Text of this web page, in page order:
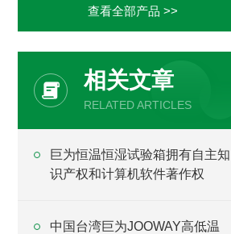
查看全部产品 >>
相关文章
RELATED ARTICLES
巨为恒温恒湿试验箱拥有自主知
识产权和计算机软件著作权
中国台湾巨为JOOWAY高低温